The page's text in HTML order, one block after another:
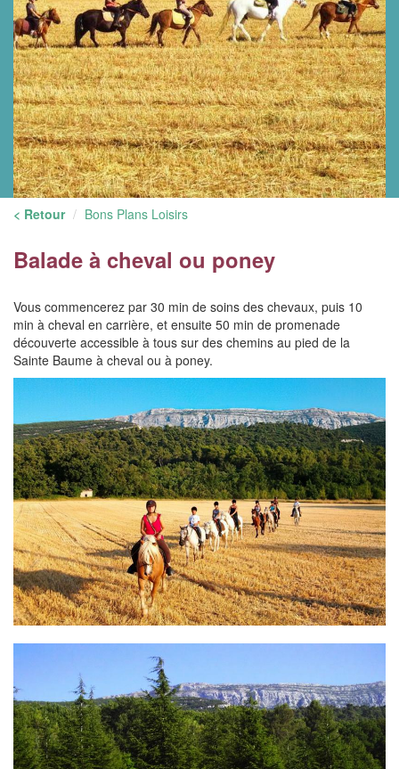
< Retour Bons Plans Loisirs
Balade à cheval ou poney
Vous commencerez par 30 min de soins des chevaux, puis 10
min à cheval en carrière, et ensuite 50 min de promenade
découverte accessible à tous sur des chemins au pied de la
Sainte Baume à cheval ou à poney.